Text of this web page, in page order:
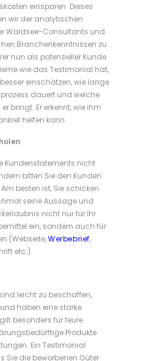
einsparen. Dieses
wir der analytischen
Waldsee-Consultants und
Branchenkenntnissen zu
nun als potenzieller Kunde
wie das Testimonial hat,
einschätzen, wie lange
dauert und welche
bringt. Er erkennt, wie ihm
helfen kann.
Kundenstatements nicht
bitten Sie den Kunden
besten ist, Sie schicken
seine Aussage und
nicht nur für Ihr
ein, sondern auch für
(Webseite,Werbebrief,
etc.).
leicht zu beschaffen,
haben eine starke
besonders für teure
Produkte
Ein Testimonial
Sie die beworbenen Güter